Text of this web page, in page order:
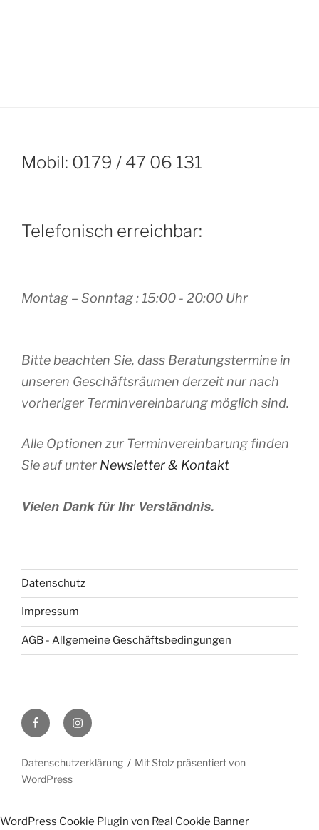
Mobil: 0179 / 47 06 131
Telefonisch erreichbar:
Montag – Sonntag : 15:00 - 20:00 Uhr
Bitte beachten Sie, dass Beratungstermine in
unseren Geschäftsräumen derzeit nur nach
vorheriger Terminvereinbarung möglich sind.
Alle Optionen zur Terminvereinbarung finden
Sie auf unter Newsletter & Kontakt
Vielen Dank für Ihr Verständnis.
Datenschutz
Impressum
AGB - Allgemeine Geschäftsbedingungen
FacebookInstagram
Datenschutzerklärung
Mit Stolz präsentiert von
WordPress
WordPress Cookie Plugin von Real Cookie Banner